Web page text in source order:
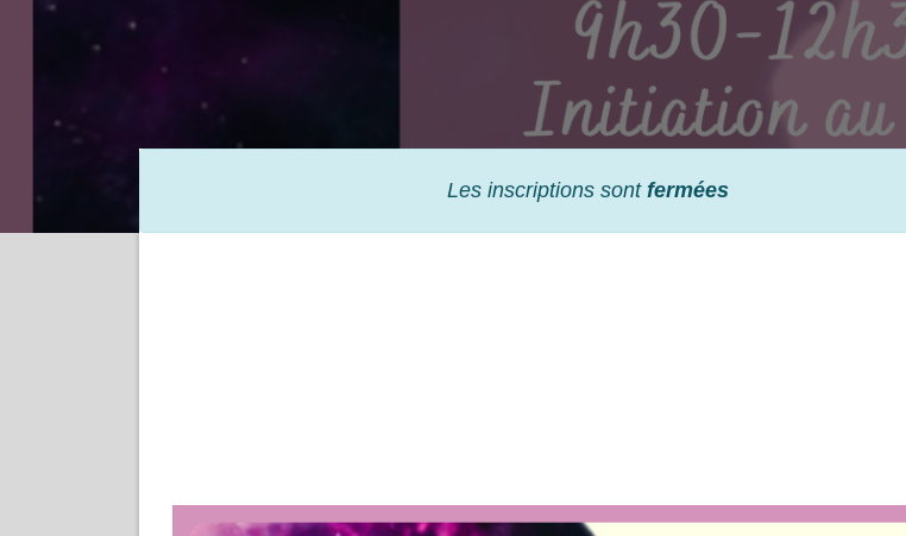
Les inscriptions sont fermées